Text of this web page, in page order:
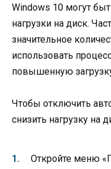
Windows 10 могут
нагрузки на диск.
значительное
использовать
повышенную
Чтобы отключить
снизить нагрузку на
Откройте меню